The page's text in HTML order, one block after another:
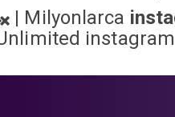
| Milyonlarca